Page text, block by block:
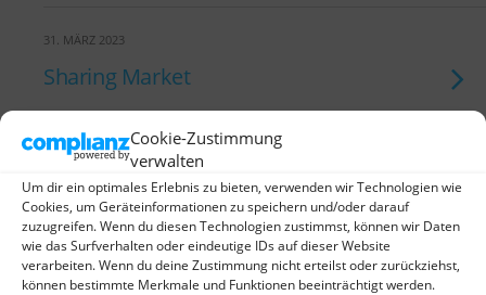
Cookie-Zustimmung
verwalten
Um dir ein optimales Erlebnis zu bieten, verwenden wir Technologien wie
Cookies, um Geräteinformationen zu speichern und/oder darauf
zuzugreifen. Wenn du diesen Technologien zustimmst, können wir Daten
wie das Surfverhalten oder eindeutige IDs auf dieser Website
verarbeiten. Wenn du deine Zustimmung nicht erteilst oder zurückziehst,
können bestimmte Merkmale und Funktionen beeinträchtigt werden.
31. MÄRZ 2023
Sharing Market
31. MÄRZ 2023
Kirschkunst OpenAir an
Staffeleien